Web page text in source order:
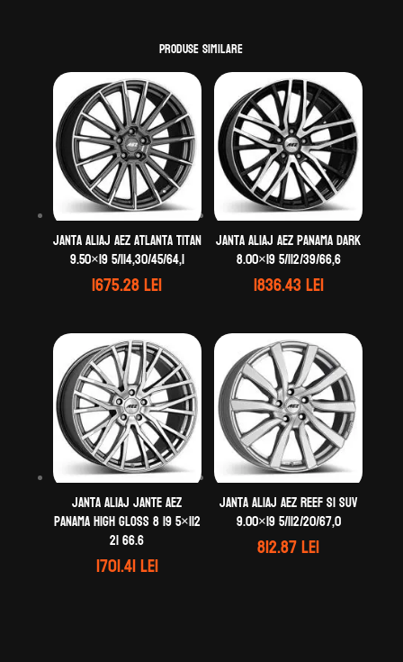
Produse similare
Janta aliaj AEZ Atlanta titan
9.50×19 5/114,30/45/64,1
1675.28lei
Janta aliaj AEZ Panama dark
8.00×19 5/112/39/66,6
1836.43lei
Janta aliaj Jante AEZ
Panama high gloss 8 19 5×112
21 66.6
1701.41lei
Janta aliaj AEZ Reef si SUV
9.00×19 5/112/20/67,0
812.87lei